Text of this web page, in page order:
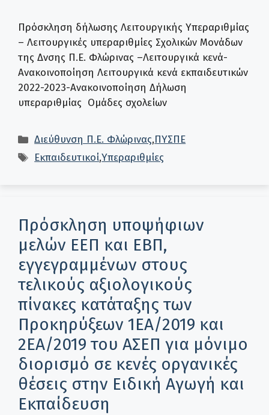
Πρόσκληση δήλωσης Λειτουργικής Υπεραριθμίας
– Λειτουργικές υπεραριθμίες Σχολικών Μονάδων
της Δνσης Π.Ε. Φλώρινας –Λειτουργικά κενά-
Ανακοινοποίηση Λειτουργικά κενά εκπαιδευτικών
2022-2023-Ανακοινοποίηση Δήλωση
υπεραριθμίας Ομάδες σχολείων
Κατηγορίες
Διεύθυνση Π.Ε. Φλώρινας,ΠΥΣΠΕ
Ετικέτες
Εκπαιδευτικοί,Υπεραριθμίες
Πρόσκληση υποψήφιων
μελών ΕΕΠ και ΕΒΠ,
εγγεγραμμένων στους
τελικούς αξιολογικούς
πίνακες κατάταξης των
Προκηρύξεων 1ΕΑ/2019 και
2ΕΑ/2019 του ΑΣΕΠ για μόνιμο
διορισμό σε κενές οργανικές
θέσεις στην Ειδική Αγωγή και
Εκπαίδευση